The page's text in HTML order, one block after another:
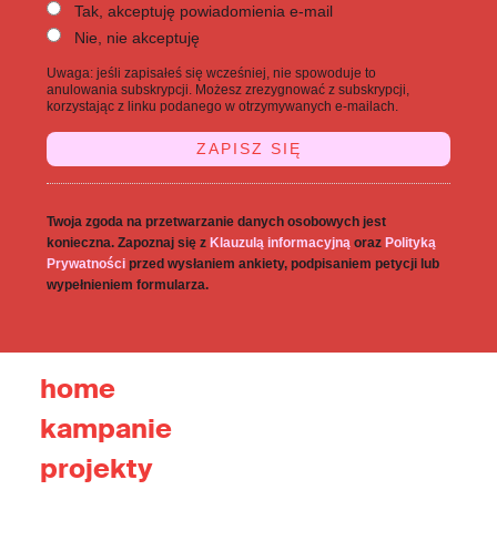
Tak, akceptuję powiadomienia e-mail
Nie, nie akceptuję
Uwaga: jeśli zapisałeś się wcześniej, nie spowoduje to
anulowania subskrypcji. Możesz zrezygnować z subskrypcji,
korzystając z linku podanego w otrzymywanych e-mailach.
Twoja zgoda na przetwarzanie danych osobowych jest
konieczna. Zapoznaj się zKlauzulą informacyjną orazPolityką
Prywatności przed wysłaniem ankiety, podpisaniem petycji lub
wypełnieniem formularza.
home
kampanie
projekty